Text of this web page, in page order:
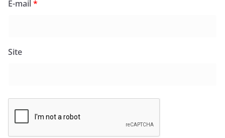
E-mail *
Site